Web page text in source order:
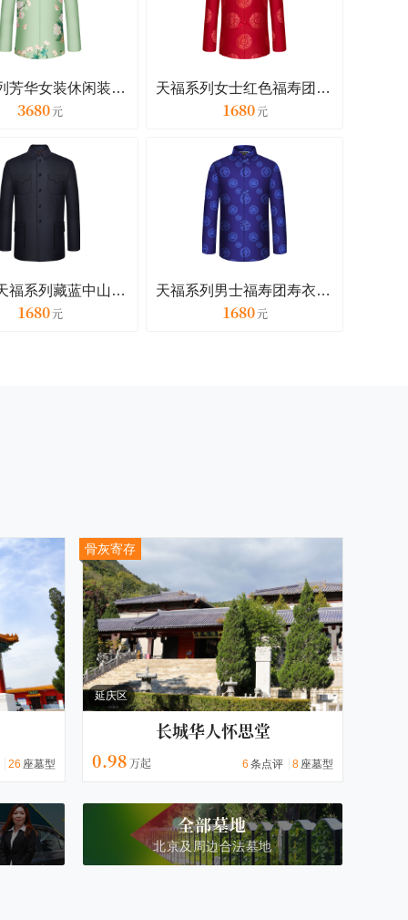
年度热销骨灰盒
天寿系列芳华女装休闲装寿衣套装
3680
天福系列女士红色福寿团寿衣套装
1680
天顺祥天福系列藏蓝中山套装寿衣
1680
天福系列男士福寿团寿衣套装
1680
26 座墓型
骨灰寄存
延庆区
长城华人怀思堂
0.98
6 条点评 8 座墓型
全部墓地
北京及周边合法墓地